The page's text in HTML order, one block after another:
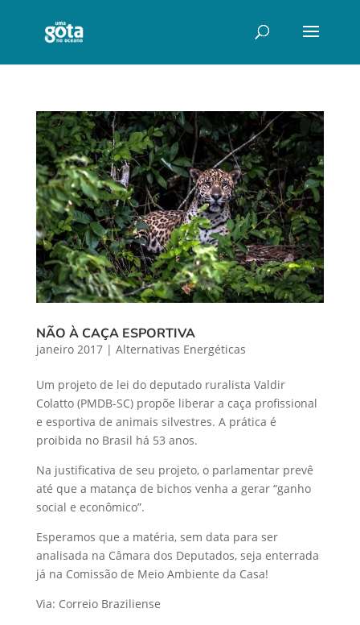
NÃO À CAÇA ESPORTIVA
janeiro 2017| Alternativas Energéticas
Um projeto de lei do deputado ruralista Valdir
Colatto (PMDB-SC) propõe liberar a caça profissional
e esportiva de animais silvestres. A prática é
proibida no Brasil há 53 anos.
Na justificativa de seu projeto, o parlamentar prevê
até que a matança de bichos venha a gerar “ganho
social e econômico”.
Esperamos que a matéria, sem data para ser
analisada na Câmara dos Deputados, seja enterrada
já na Comissão de Meio Ambiente da Casa!
Via: Correio Braziliense